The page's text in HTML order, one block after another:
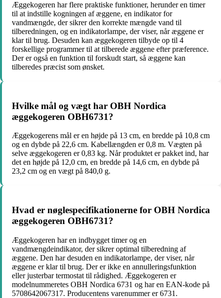
Æggekogeren har flere praktiske funktioner, herunder en timer
til at indstille kogningen af æggene, en indikator for
vandmængde, der sikrer den korrekte mængde vand til
tilberedningen, og en indikatorlampe, der viser, når æggene er
klar til brug. Desuden kan æggekogeren tilbyde op til 4
forskellige programmer til at tilberede æggene efter præference.
Der er også en funktion til forskudt start, så æggene kan
tilberedes præcist som ønsket.
Hvilke mål og vægt har OBH Nordica
æggekogeren OBH6731?
Æggekogerens mål er en højde på 13 cm, en bredde på 10,8 cm
og en dybde på 22,6 cm. Kabellængden er 0,8 m. Vægten på
selve æggekogeren er 0,83 kg. Når produktet er pakket ind, har
det en højde på 12,0 cm, en bredde på 14,6 cm, en dybde på
23,2 cm og en vægt på 840,0 g.
Hvad er nøglespecifikationerne for OBH Nordica
æggekogeren OBH6731?
Æggekogeren har en indbygget timer og en
vandmængdeindikator, der sikrer optimal tilberedning af
æggene. Den har desuden en indikatorlampe, der viser, når
æggene er klar til brug. Der er ikke en annulleringsfunktion
eller justerbar termostat til rådighed. Æggekogeren er
modelnummeretes OBH Nordica 6731 og har en EAN-kode på
5708642067317. Producentens varenummer er 6731.